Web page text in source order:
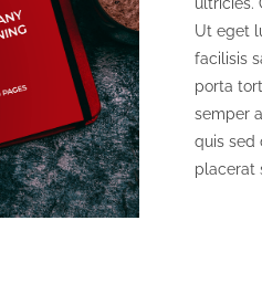
Ut eget
facilisis
porta
semper
quis sed
placerat